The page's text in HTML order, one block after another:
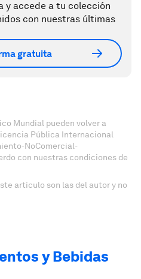
y accede a tu colección
con nuestras últimas
gratuita
Mundial pueden volver a
Pública Internacional
NoComercial-
con nuestras condiciones de
artículo son las del autor y no
y Bebidas